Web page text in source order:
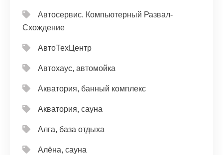
Автосервис. Компьютерный Развал-
Схождение
АвтоТехЦентр
Автохаус, автомойка
Акватория, банный комплекс
Акватория, сауна
Алга, база отдыха
Алёна, сауна